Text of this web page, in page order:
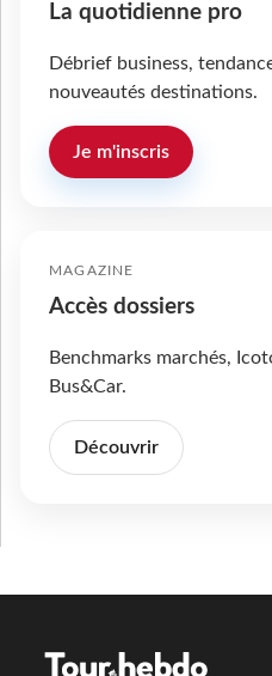
La quotidienne pro
Débrief business,
nouveautés destinations.
Je m'inscris
MAGAZINE
Accès dossiers
Benchmarks marchés,
Bus&Car.
Découvrir